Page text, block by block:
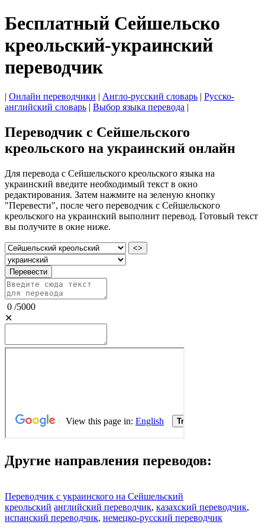
Бесплатный Сейшельско
креольский-украинский
переводчик
| Онлайн переводчики | Англо-русский словарь | Русско-
английский словарь | Выбор языка перевода |
Переводчик с Сейшельского
креольского на украинский онлайн
Для перевода с Сейшельского креольского языка на
украинский введите необходимый текст в окно
редактирования. Затем нажмите на зеленую кнопку
"Перевести", после чего переводчик с Сейшельского
креольского на украинский выполнит перевод. Готовый текст
вы получите в окне ниже.
<>
Перевести
0 /5000
✕
Другие направления переводов:
Переводчик с украинского на Сейшельский
креольский английский переводчик, казахский переводчик,
испанский переводчик, немецко-русский переводчик